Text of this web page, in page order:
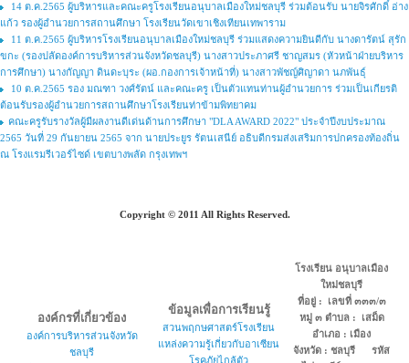
14 ต.ค.2565 ผู้บริหารและคณะครูโรงเรียนอนุบาลเมืองใหม่ชลบุรี ร่วมต้อนรับ นายจิรศักดิ์ อ่าง
แก้ว รองผู้อำนวยการสถานศึกษา โรงเรียนวัดเขาเชิงเทียนเทพาราม
11 ต.ค.2565 ผู้บริหารโรงเรียนอนุบาลเมืองใหม่ชลบุรี ร่วมแสดงความยินดีกับ นางดารัตน์ สุรัก
ขกะ (รองปลัดองค์การบริหารส่วนจังหวัดชลบุรี) นางสาวประภาศรี ชาญสมร (หัวหน้าฝ่ายบริหาร
การศึกษา) นางกัญญา ดินดะบุระ (ผอ.กองการเจ้าหน้าที่) นางสาวพัชญ์ศิญาดา นภพันธุ์
10 ต.ค.2565 รอง มณฑา วงศ์รัตน์ และคณะครู เป็นตัวแทนท่านผู้อำนวยการ ร่วมเป็นเกียรติ
ต้อนรับรองผู้อำนวยการสถานศึกษาโรงเรียนท่าข้ามพิทยาคม
คณะครูรับรางวัลผู้มีผลงานดีเด่นด้านการศึกษา "DLA AWARD 2022" ประจำปีงบประมาณ
2565 วันที่ 29 กันยายน 2565 จาก นายประยูร รัตนเสนีย์ อธิบดีกรมส่งเสริมการปกครองท้องถิ่น
ณ โรงแรมรีเวอร์ไซด์ เขตบางพลัด กรุงเทพฯ
Copyright © 2011 All Rights Reserved.
องค์กรที่เกี่ยวข้อง
องค์การบริหารส่วนจังหวัด
ชลบุรี
ข้อมูลเพื่อการเรียนรู้
สวนพฤกษศาสตร์โรงเรียน
แหล่งความรู้เกี่ยวกับอาเซียน
โรคภัยไกล้ตัว
โรงเรียน อนุบาลเมือง
ใหม่ชลบุรี
ที่อยู่ : เลขที่ ๓๓๓/๓
หมู่ ๓ ตำบล : เสม็ด
อำเภอ : เมือง
จังหวัด : ชลบุรี รหัส